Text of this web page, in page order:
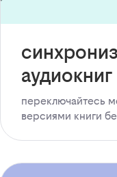
аудиокниг
переключайтесь
версиями книги